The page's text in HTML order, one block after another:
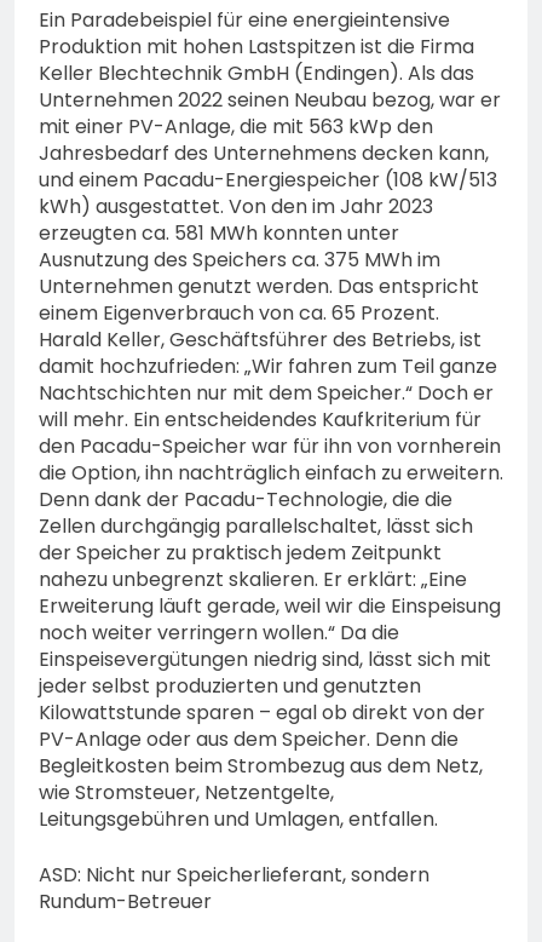
Polizeiarbeit
POL-OH: Die Polizeistation
Lauterbach hat einen
neuen Leiter:
Amtseinführung von
Markus Höfer
6. August 2026
POL-HR: Folgemeldung:
74-jähriger Claus-Peter
H. weiterhin vermisst –
Erneute Veröffentlichung
eines Fotos
6. August 2026
Ein Paradebeispiel für eine energieintensive
Produktion mit hohen Lastspitzen ist die Firma
Keller Blechtechnik GmbH (Endingen). Als das
Unternehmen 2022 seinen Neubau bezog, war er
mit einer PV-Anlage, die mit 563 kWp den
Jahresbedarf des Unternehmens decken kann,
und einem Pacadu-Energiespeicher (108 kW/513
kWh) ausgestattet. Von den im Jahr 2023
erzeugten ca. 581 MWh konnten unter
Ausnutzung des Speichers ca. 375 MWh im
Unternehmen genutzt werden. Das entspricht
einem Eigenverbrauch von ca. 65 Prozent.
Harald Keller, Geschäftsführer des Betriebs, ist
damit hochzufrieden: „Wir fahren zum Teil ganze
Nachtschichten nur mit dem Speicher.“ Doch er
will mehr. Ein entscheidendes Kaufkriterium für
den Pacadu-Speicher war für ihn von vornherein
die Option, ihn nachträglich einfach zu erweitern.
Denn dank der Pacadu-Technologie, die die
Zellen durchgängig parallelschaltet, lässt sich
der Speicher zu praktisch jedem Zeitpunkt
nahezu unbegrenzt skalieren. Er erklärt: „Eine
Erweiterung läuft gerade, weil wir die Einspeisung
noch weiter verringern wollen.“ Da die
Einspeisevergütungen niedrig sind, lässt sich mit
jeder selbst produzierten und genutzten
Kilowattstunde sparen – egal ob direkt von der
PV-Anlage oder aus dem Speicher. Denn die
Begleitkosten beim Strombezug aus dem Netz,
wie Stromsteuer, Netzentgelte,
Leitungsgebühren und Umlagen, entfallen.
ASD: Nicht nur Speicherlieferant, sondern
Rundum-Betreuer